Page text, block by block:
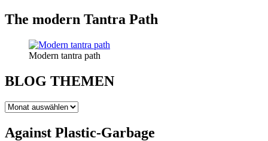
The modern Tantra Path
Modern tantra path
BLOG THEMEN
BLOG
Against Plastic-Garbage